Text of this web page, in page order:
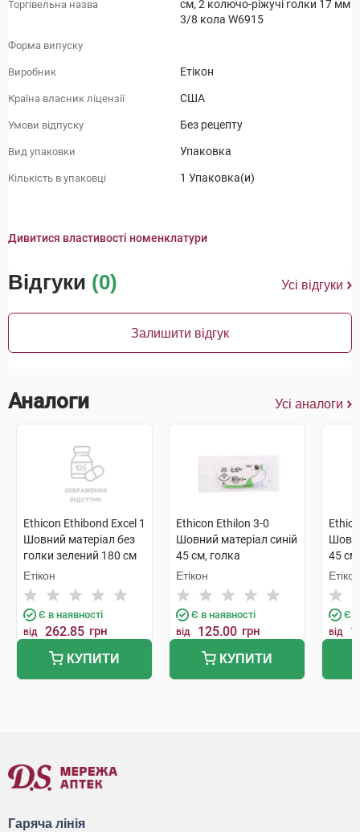
Торгівельна назва
см, 2 колючо-ріжучі голки 17 мм
3/8 кола W6915
Форма випуску
Виробник Етікон
Країна власник ліцензії США
Умови відпуску Без рецепту
Вид упаковки Упаковка
Кількість в упаковці 1 Упаковка(и)
Дивитися властивості номенклатури
Відгуки (0) Усі відгуки
Залишити відгук
Аналоги Усі аналоги
Ethicon Ethibond Exсel 1
Шовний матеріал без
голки зелений 180 см
W6155 1 шт
Етікон
Є в наявності
від 262.85 грн
КУПИТИ
Ethicon Ethilon 3-0
Шовний матеріал синій
45 см, голка
зворотньо-ріжуча FS
26 мм W320 1 шт
Етікон
Є в наявності
від 125.00 грн
КУПИТИ
45
16
Етікон
Є в
від
Гаряча лінія